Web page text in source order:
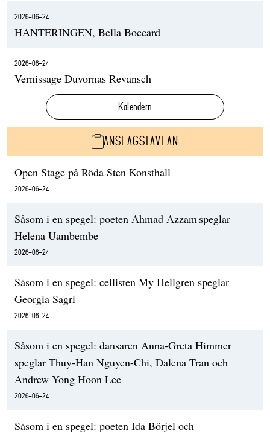
2026-06-24
HANTERINGEN, Bella Boccard
2026-06-24
Vernissage Duvornas Revansch
Kalendern
ANSLAGSTAVLAN
Open Stage på Röda Sten Konsthall
2026-06-24
Såsom i en spegel: poeten Ahmad Azzam speglar
Helena Uambembe
2026-06-24
Såsom i en spegel: cellisten My Hellgren speglar
Georgia Sagri
2026-06-24
Såsom i en spegel: dansaren Anna-Greta Himmer
speglar Thuy-Han Nguyen-Chi, Dalena Tran och
Andrew Yong Hoon Lee
2026-06-24
Såsom i en spegel: poeten Ida Börjel och